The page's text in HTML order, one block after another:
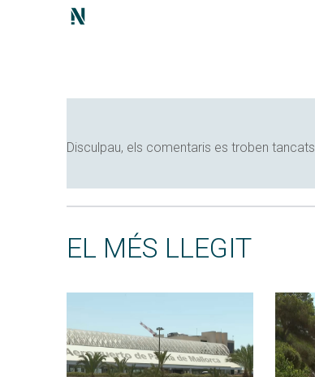
Disculpau, els comentaris es troben tancats
EL MÉS LLEGIT